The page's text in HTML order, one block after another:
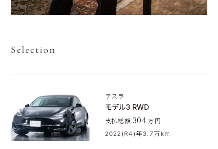
Selection
テスラ
モデル3 RWD
支払総額 304 万円
2022(R4)年3.7万km